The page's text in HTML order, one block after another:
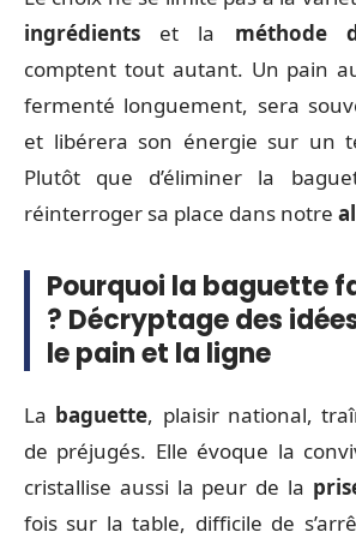
ingrédients et la méthode
comptent tout autant. Un pain
fermenté longuement, sera
et libérera son énergie sur un
Plutôt que d’éliminer la
réinterroger sa place dans notre
Pourquoi la baguette
? Décryptage des
le pain et la ligne
La baguette, plaisir national,
de préjugés. Elle évoque la
cristallise aussi la peur de la
fois sur la table, difficile de